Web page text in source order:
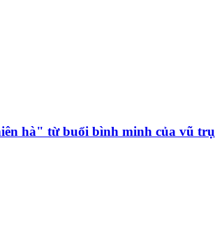
hà" từ buổi bình minh của vũ trụ